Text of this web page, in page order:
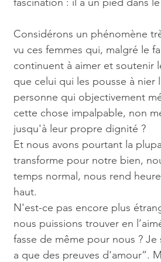
Considérons un phénomène
vu ces femmes qui, malgré le
continuent à aimer et soutenir
que celui qui les pousse à
personne qui objectivement
cette chose impalpable, non
jusqu'à leur propre dignité ?
Et nous avons pourtant la
transforme pour notre bien,
temps normal, nous rend
haut.
N'est-ce pas encore plus
nous puissions trouver en
fasse de même pour nous ?
a que des preuves d'amour”.